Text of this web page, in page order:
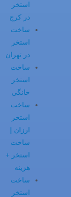
استخر
در کرج
ساخت
استخر
در تهران
ساخت
استخر
خانگی
ساخت
استخر
ارزان |
ساخت
استخر +
هزینه
ساخت
استخر